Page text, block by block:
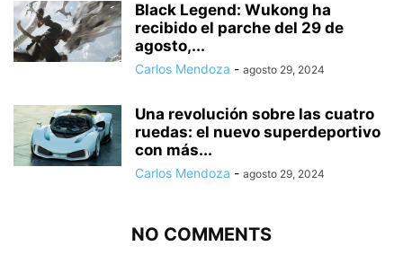
Black Legend: Wukong ha
recibido el parche del 29 de
agosto,...
Carlos Mendoza - agosto 29, 2024
Una revolución sobre las cuatro
ruedas: el nuevo superdeportivo
con más...
Carlos Mendoza - agosto 29, 2024
NO COMMENTS